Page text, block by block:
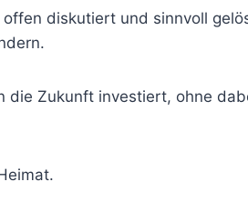
diskutiert und sinnvoll
die Zukunft investiert, ohne